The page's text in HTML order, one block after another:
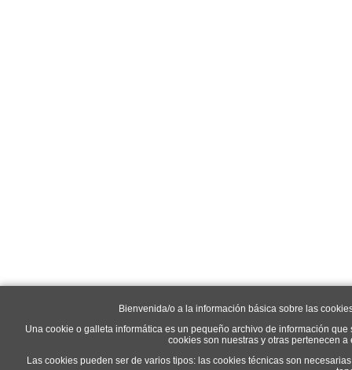
Bienvenida/o a la información básica sobre las
Una cookie o galleta informática es un pequeño archivo de información
cookies son nuestras y otras pertenecen
Las cookies pueden ser de varios tipos: las cookies técnicas son